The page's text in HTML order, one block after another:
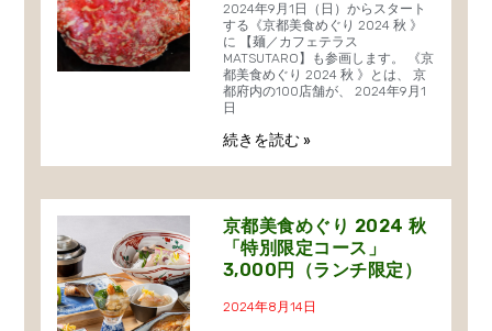
2024年9月1日（日）からスタート
する《京都美食めぐり 2024 秋 》
に 【麺／カフェテラス
MATSUTARO】も参画します。 《京
都美食めぐり 2024 秋 》とは、 京
都府内の100店舗が、 2024年9月1
日
続きを読む »
京都美食めぐり 2024 秋
「特別限定コース」
3,000円（ランチ限定）
2024年8月14日